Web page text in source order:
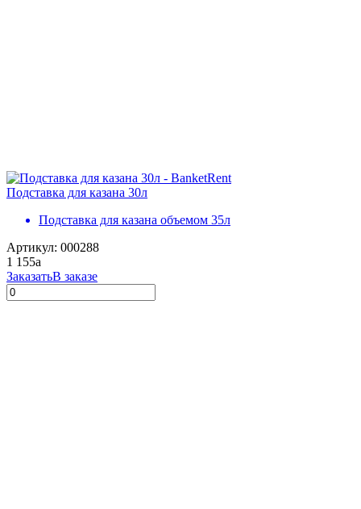
Подставка для казана 30л
Подставка для казана объемом 35л
Артикул: 000288
1 155a
ЗаказатьВ заказе